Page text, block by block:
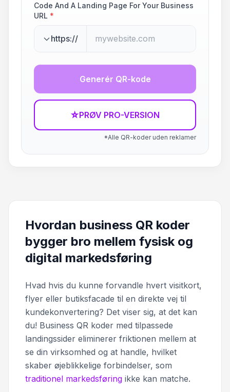
Code And A Landing Page For Your Business
URL *
https://
Generér QR-kode
☆PRØV PRO-VERSION
*Alle QR-koder uden reklamer
Hvordan business QR koder
bygger bro mellem fysisk og
digital markedsføring
Hvad hvis du kunne forvandle hvert visitkort,
flyer eller butiksfacade til en direkte vej til
kundekonvertering? Det viser sig, at det kan
du! Business QR koder med tilpassede
landingssider eliminerer friktionen mellem at
se din virksomhed og at handle, hvilket
skaber øjeblikkelige forbindelser, som
traditionel markedsføring ikke kan matche.